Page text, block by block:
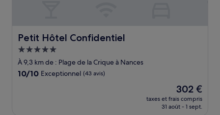
Petit Hôtel Confidentiel
Petit Hôtel Confidentiel
Hébergement
5.0 étoiles
À 9,3 km de : Plage de la Crique à Nances
10.0
10/10 Exceptionnel (43 avis)
Le
nouveau
prix
302 €
taxes et frais compris
31 août - 1 sept.